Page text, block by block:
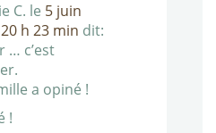
C. le 5 juin
h 23 min dit:
… c’est
a opiné !
!